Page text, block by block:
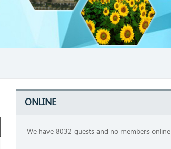
ONLINE
We have 8032 guests and no members online